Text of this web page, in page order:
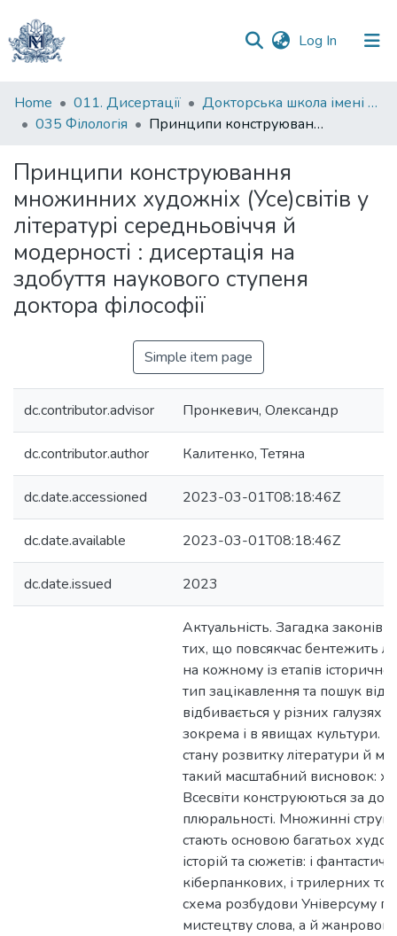
Log In (current)
Communities
&
All of DSpace
Statistics
Home 011. Дисертації
Докторська школа імені родини Юхименків
035 Філологія
Принципи конструювання множинних художніх (Усе)світів у літературі середньовіччя й модерності : дисертація на здобуття наукового ступеня доктора філософії
Принципи конструювання
множинних художніх (Усе)світів у
літературі середньовіччя й
модерності : дисертація на
здобуття наукового ступеня
доктора філософії
Simple item page
dc.contributor.advisor Пронкевич, Олександр
dc.contributor.author Калитенко, Тетяна
dc.date.accessioned 2023-03-01T08:18:46Z
dc.date.available 2023-03-01T08:18:46Z
dc.date.issued 2023
Актуальність. Загадка законів
тих, що повсякчас бентежить
на кожному із етапів
тип зацікавлення та пошук
відбивається у різних галузях
зокрема і в явищах культури.
стану розвитку літератури й
такий масштабний висновок:
Всесвіти конструюються за
плюральності. Множинні
стають основою багатьох
історій та сюжетів: і
кіберпанкових, і трилерних
схема розбудови Універсуму
мистецтву слова, а й